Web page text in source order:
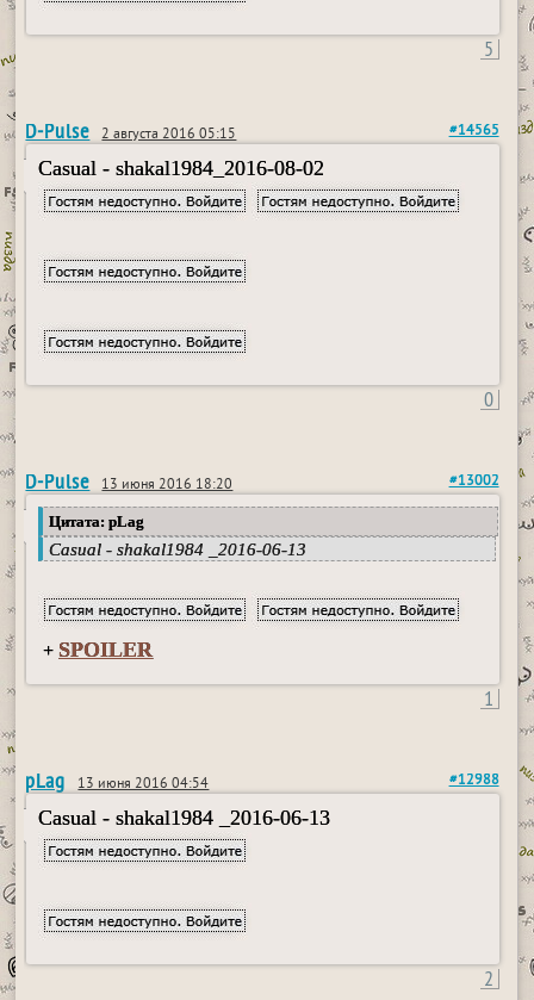
5
D-Pulse 2 августа 2016 05:15 #14565
Casual - shakal1984_2016-08-02
0
D-Pulse 13 июня 2016 18:20 #13002
Цитата: pLag
Casual - shakal1984 _2016-06-13
+ SPOILER
1
pLag 13 июня 2016 04:54 #12988
Casual - shakal1984 _2016-06-13
2